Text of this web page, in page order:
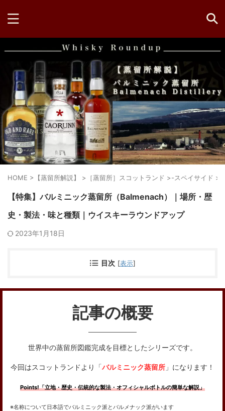
HOME > 【蒸留所解説】 > ［蒸留所］スコットランド >-スペイサイド >
【特集】バルミニック蒸留所（Balmenach）｜場所・歴
史・製法・味と種類｜ウイスキーラウンドアップ
2023年1月18日
目次 [表示]
記事の概要
世界中の蒸留所図鑑完成を目標としたシリーズです。
今回はスコットランドより「バルミニック蒸留所 」になります！
Points!「立地・歴史・伝統的な製法・オフィシャルボトルの簡単な解説」
※名称について日本語でバルミニック派とバルメナック派がいます